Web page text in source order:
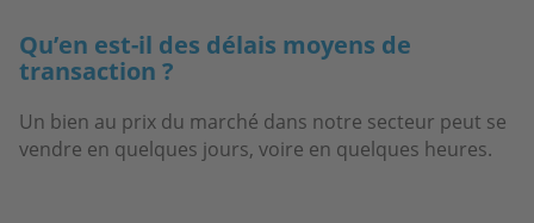
Qu’en est-il des délais moyens de
transaction ?
Un bien au prix du marché dans notre secteur peut se
vendre en quelques jours, voire en quelques heures.